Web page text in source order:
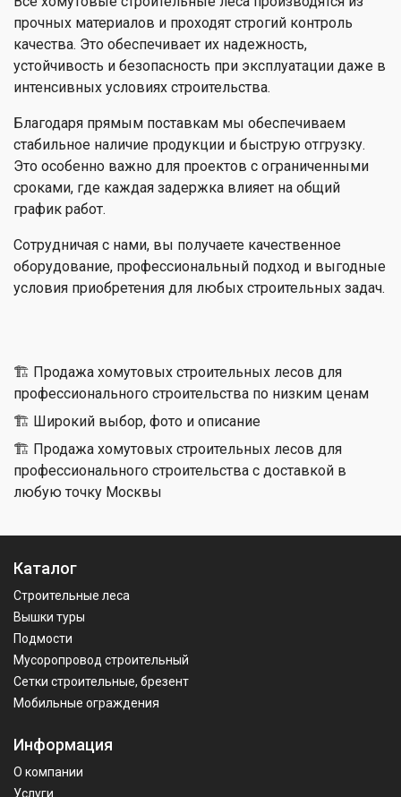
прочных материалов и проходят строгий контроль
качества. Это обеспечивает их надежность,
устойчивость и безопасность при эксплуатации даже в
интенсивных условиях строительства.
Благодаря прямым поставкам мы обеспечиваем
стабильное наличие продукции и быструю отгрузку.
Это особенно важно для проектов с ограниченными
сроками, где каждая задержка влияет на общий
график работ.
Сотрудничая с нами, вы получаете качественное
оборудование, профессиональный подход и выгодные
условия приобретения для любых строительных задач.
🏗 Продажа хомутовых строительных лесов для
профессионального строительства по низким ценам
🏗 Широкий выбор, фото и описание
🏗 Продажа хомутовых строительных лесов для
профессионального строительства с доставкой в
любую точку Москвы
Каталог
Строительные леса
Вышки туры
Подмости
Мусоропровод строительный
Сетки строительные, брезент
Мобильные ограждения
Информация
О компании
Услуги